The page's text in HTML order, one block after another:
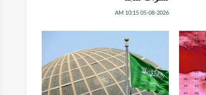
05-08-2026 10:15 AM